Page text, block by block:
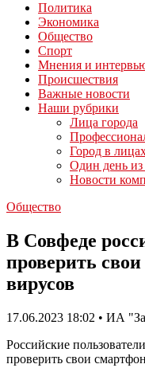
Политика
Экономика
Общество
Спорт
Мнения и
Происшествия
Важные новости
Наши рубрики
Лица города
Город в
Один день
Новости
Общество
В Совфеде
проверить
вирусов
17.06.2023 18:02 • ИА
Российские
проверить свои